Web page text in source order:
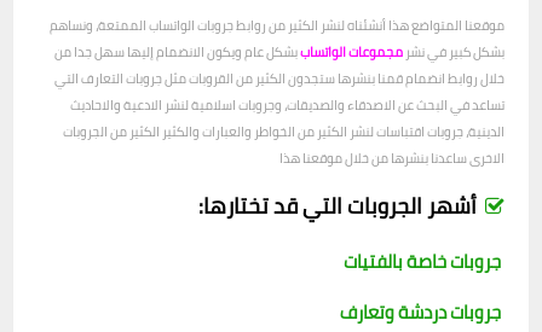
موقعنا المتواضع هذا أنشئناه لنشر الكثير من روابط جروبات الواتساب الممتعة، ونساهم
بشكل كبير في نشر مجموعات الواتساببشكل عام ويكون الانضمام إليها سهل جدا من
خلال روابط انضمام قمنا بنشرها ستجدون الكثير من القروبات مثل جروبات التعارف التي
تساعد في البحث عن الاصدقاء والصديقات، وجروبات اسلامية لنشر الادعية والاحاديث
الدينية، جروبات اقتباسات لنشر الكثير من الخواطر والعبارات والكثير الكثير من الجروبات
الاخرى ساعدنا بنشرها من خلال موقعنا هذا
أشهر الجروبات التي قد تختارها:
جروبات خاصة بالفتيات
جروبات دردشة وتعارف